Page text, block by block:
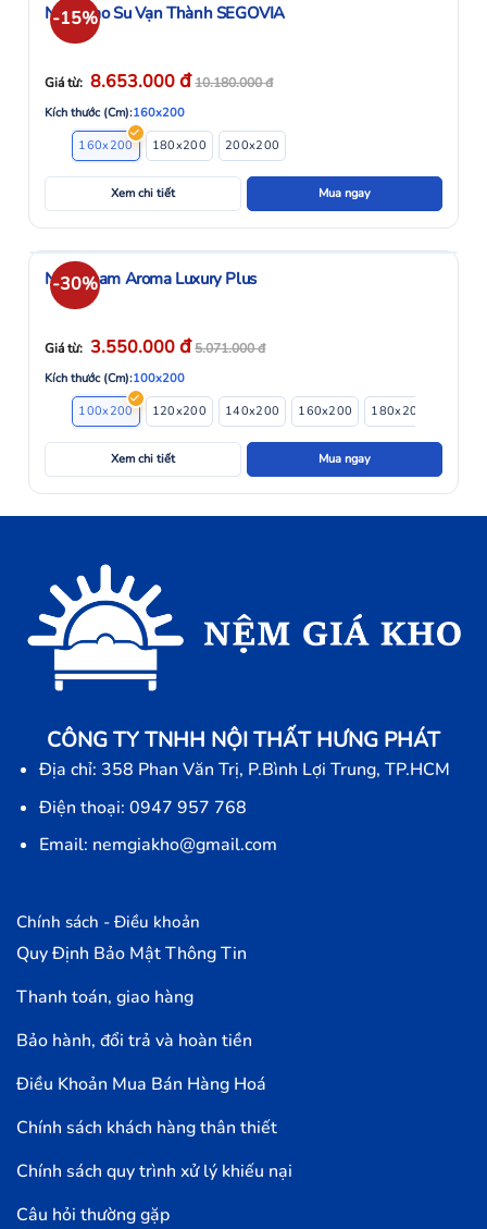
-15%
Nệm Cao Su Vạn Thành SEGOVIA
Giá từ: 8.653.000đ10.180.000đ
Kích thước (Cm):160x200
160x200
180x200 200x200
Xem chi tiết Mua ngay
-30%
Nệm Foam Aroma Luxury Plus
Giá từ: 3.550.000đ5.071.000đ
Kích thước (Cm):100x200
100x200
120x200 140x200 160x200 180x200
Xem chi tiết Mua ngay
CÔNG TY TNHH NỘI THẤT HƯNG PHÁT
Địa chỉ: 358 Phan Văn Trị, P.Bình Lợi Trung, TP.HCM
Điện thoại: 0947 957 768
Email: nemgiakho@gmail.com
Chính sách - Điều khoản
Quy Định Bảo Mật Thông Tin
Thanh toán, giao hàng
Bảo hành, đổi trả và hoàn tiền
Điều Khoản Mua Bán Hàng Hoá
Chính sách khách hàng thân thiết
Chính sách quy trình xử lý khiếu nại
Câu hỏi thường gặp